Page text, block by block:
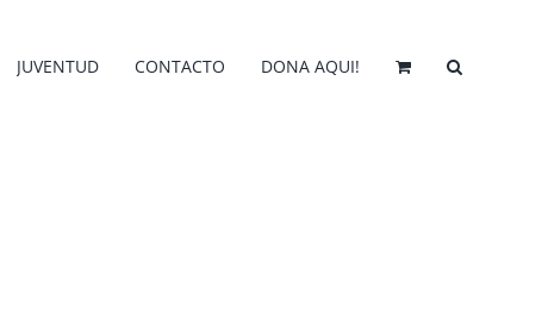
JUVENTUD CONTACTO DONA AQUI!